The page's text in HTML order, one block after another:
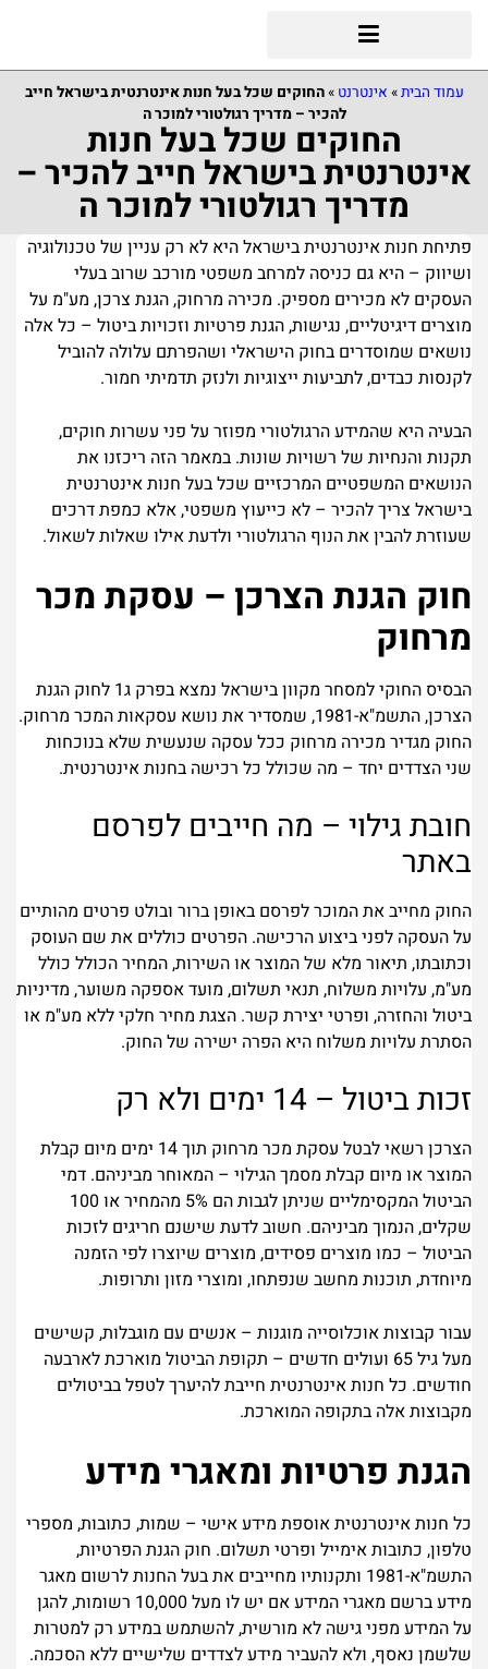
עמוד הבית» אינטרנט »החוקים שכל בעל חנות אינטרנטית בישראל חייב
להכיר – מדריך רגולטורי למוכר ה
החוקים שכל בעל חנות
אינטרנטית בישראל חייב להכיר –
מדריך רגולטורי למוכר ה
פתיחת חנות אינטרנטית בישראל היא לא רק עניין של טכנולוגיה
ושיווק – היא גם כניסה למרחב משפטי מורכב שרוב בעלי
העסקים לא מכירים מספיק. מכירה מרחוק, הגנת צרכן, מע"מ על
מוצרים דיגיטליים, נגישות, הגנת פרטיות וזכויות ביטול – כל אלה
נושאים שמוסדרים בחוק הישראלי ושהפרתם עלולה להוביל
לקנסות כבדים, לתביעות ייצוגיות ולנזק תדמיתי חמור.
הבעיה היא שהמידע הרגולטורי מפוזר על פני עשרות חוקים,
תקנות והנחיות של רשויות שונות. במאמר הזה ריכזנו את
הנושאים המשפטיים המרכזיים שכל בעל חנות אינטרנטית
בישראל צריך להכיר – לא כייעוץ משפטי, אלא כמפת דרכים
שעוזרת להבין את הנוף הרגולטורי ולדעת אילו שאלות לשאול.
חוק הגנת הצרכן – עסקת מכר
מרחוק
הבסיס החוקי למסחר מקוון בישראל נמצא בפרק ג1 ל
חוק הגנת
הצרכן, התשמ"א-1981
, שמסדיר את נושא עסקאות המכר מרחוק.
החוק מגדיר מכירה מרחוק ככל עסקה שנעשית שלא בנוכחות
שני הצדדים יחד – מה שכולל כל רכישה בחנות אינטרנטית.
חובת גילוי – מה חייבים לפרסם
באתר
החוק מחייב את המוכר לפרסם באופן ברור ובולט פרטים מהותיים
על העסקה לפני ביצוע הרכישה. הפרטים כוללים את שם העוסק
וכתובתו, תיאור מלא של המוצר או השירות, המחיר הכולל כולל
מע"מ, עלויות משלוח, תנאי תשלום, מועד אספקה משוער, מדיניות
ביטול והחזרה, ופרטי יצירת קשר. הצגת מחיר חלקי ללא מע"מ או
הסתרת עלויות משלוח היא הפרה ישירה של החוק.
זכות ביטול – 14 ימים ולא רק
הצרכן רשאי לבטל עסקת מכר מרחוק תוך 14 ימים מיום קבלת
המוצר או מיום קבלת מסמך הגילוי – המאוחר מביניהם. דמי
הביטול המקסימליים שניתן לגבות הם 5% מהמחיר או 100
שקלים, הנמוך מביניהם. חשוב לדעת שישנם חריגים לזכות
הביטול – כמו מוצרים פסידים, מוצרים שיוצרו לפי הזמנה
מיוחדת, תוכנות מחשב שנפתחו, ומוצרי מזון ותרופות.
עבור קבוצות אוכלוסייה מוגנות – אנשים עם מוגבלות, קשישים
מעל גיל 65 ועולים חדשים – תקופת הביטול מוארכת לארבעה
חודשים. כל חנות אינטרנטית חייבת להיערך לטפל בביטולים
מקבוצות אלה בתקופה המוארכת.
הגנת פרטיות ומאגרי מידע
כל חנות אינטרנטית אוספת מידע אישי – שמות, כתובות, מספרי
טלפון, כתובות אימייל ופרטי תשלום. חוק הגנת הפרטיות,
התשמ"א-1981
ותקנותיו מחייבים את בעל החנות לרשום מאגר
מידע ברשם מאגרי המידע אם יש לו מעל 10,000 רשומות, להגן
על המידע מפני גישה לא מורשית, להשתמש במידע רק למטרות
שלשמן נאסף, ולא להעביר מידע לצדדים שלישיים ללא הסכמה.